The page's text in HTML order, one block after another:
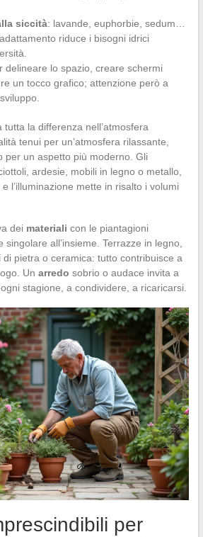
siccità: lavande, euphorbie, sedum…
riduce i bisogni idrici
delineare lo spazio, creare schermi
un tocco grafico; attenzione però a
tutta la differenza nell’atmosfera
tenui per un’atmosfera rilassante,
per un aspetto più moderno. Gli
ciottoli, ardesie, mobili in legno o metallo,
l’illuminazione mette in risalto i volumi
dei materiali con le piantagioni
all’insieme. Terrazze in legno,
pietra o ceramica: tutto contribuisce a
Un arredo sobrio o audace invita a
stagione, a condividere, a ricaricarsi.
per